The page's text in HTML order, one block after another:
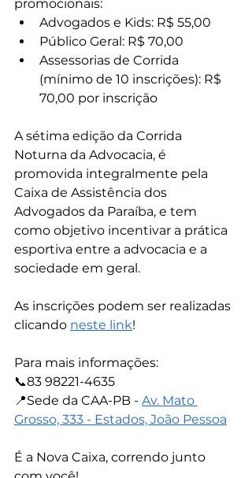
promocionais:
Advogados e Kids: R$ 55,00
Público Geral: R$ 70,00
Assessorias de Corrida
(mínimo de 10 inscrições): R$
70,00 por inscrição
A sétima edição da Corrida
Noturna da Advocacia, é
promovida integralmente pela
Caixa de Assistência dos
Advogados da Paraíba, e tem
como objetivo incentivar a prática
esportiva entre a advocacia e a
sociedade em geral.
As inscrições podem ser realizadas
clicando neste link!
Para mais informações:
📞83 98221-4635
📍Sede da CAA-PB - Av. Mato
Grosso, 333 - Estados, João Pessoa
É a Nova Caixa, correndo junto